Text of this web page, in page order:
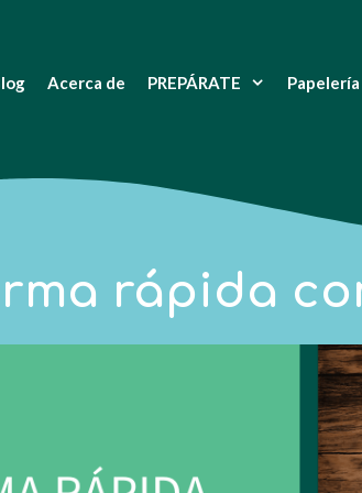
Acerca de PREPÁRATE Papelería
rápida